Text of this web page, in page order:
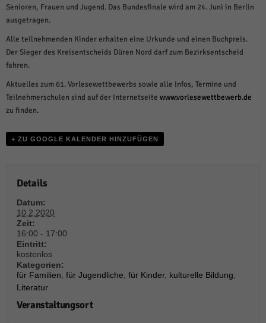
Senioren, Frauen und Jugend. Das Bundesfinale wird am 24. Juni in Berlin
ausgetragen.
Alle teilnehmenden Kinder erhalten eine Urkunde und einen Buchpreis.
Der Sieger des Kreisentscheids Düren Nord darf zum Bezirksentscheid
fahren.
Aktuelles zum 61. Vorlesewettbewerbs sowie alle Infos, Termine und
Teilnehmerschulen sind auf der Internetseite www.vorlesewettbewerb.de
zu finden.
+ ZU GOOGLE KALENDER HINZUFÜGEN
Details
Datum:
10.2.2020
Zeit:
16:00 - 17:00
Eintritt:
kostenlos
Kategorien:
für Familien,für Jugendliche,für Kinder, kulturelle Bildung,
Literatur
Veranstaltungsort
standardmäßig blockiert. Wenn Cookies von externen Medien akzeptiert
werden, bedarf der Zugriff auf diese Inhalte keiner manuellen Einwilligung
powered by Borlabs Cookie